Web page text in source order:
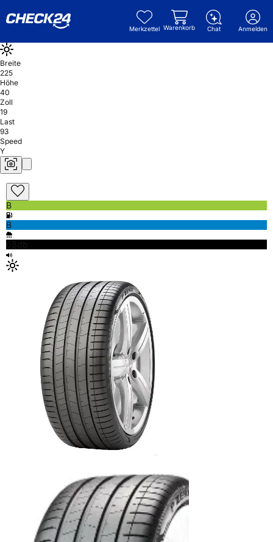
Merkzettel Warenkorb Chat Anmelden
Breite
225
Höhe
40
Zoll
19
Last
93
Speed
Y
B
B
68db